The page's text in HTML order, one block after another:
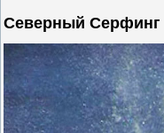
Северный Серфинг